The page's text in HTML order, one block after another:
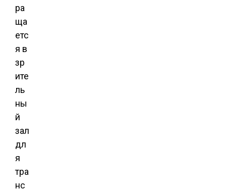
ра
ща
етс
я в
зр
ите
ль
ны
й
зал
дл
я
тра
нс